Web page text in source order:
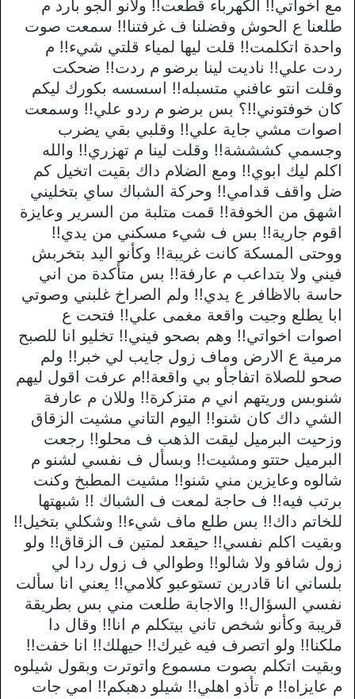
مع اخواتي!! الكهرباء قطعت!! ولانو الجو بارد م
طلعنا ع الحوش وفضلنا ف غرفتنا!! سمعت صوت
واحدة اتكلمت!! قلت ليها لمياء قلتي شيء!! م
ردت علي!! ناديت لينا برضو م ردت!! ضحكت
وقلت انتو عافني متسبله!! اسسسه بكورك ليكم
كان خوفتوني!!؟ بس برضو م ردو علي!! وسمعت
اصوات مشي جاية علي!! وقلبي بقي يضرب
وجسمي كشششة!! وقلت لينا م تهزري!! والله
اكلم ليك ابوي!! ومع الضلام داك بقيت اتخيل كم
ضل واقف قدامي!! وحركة الشباك ساي بتخليني
اشهق من الخوفة!! قمت متلبة من السرير وعايزة
اقوم جارية!! بس ف شيء مسكني من يدي!!
ووحتى المسكة كانت غريبة!! وكأنو اليد بتخربش
فيني ولا بتداعب م عارفة!! بس متأكدة من اني
حاسة بالاظافر ع يدي!! ولم الصراخ غلبني وصوتي
ابا يطلع وجيت واقعة مغمى علي!! فتحت ع
اصوات اخواتي!! وهم بصحو فيني!! تخليو انا للصبح
مرمية ع الارض وماف زول جايب لي خبر!! ولم
صحو للصلاة اتفاجأو بي واقعة!!م عرفت اقول ليهم
شنوبس وريتهم اني م متزكرة!! وللان م عارفة
الشي داك كان شنو!! اليوم التاني مشيت الزقاق
وزحيت البرميل ليقت الذهب ف محلو!! رجعت
البرميل حتتو ومشيت!! وبسأل ف نفسي لشنو م
شالوه وعايزين مني شنو!! مشيت المطبخ وكنت
برتب فيه!! ف حاجة لمعت ف الشباك !! شبهتها
للخاتم داك!! بس طلع ماف شيء!! وشكلي بتخيل!!
وبقيت اكلم نفسي!! حيقعد لمتين ف الزقاق!! ولو
زول شافو ولا شالو!! وطوالي ف زول ردا لي
بلساني انا قادرين تستوعبو كلامي!! يعني انا سألت
نفسي السؤال!! والاجابة طلعت مني بس بطريقة
قريبة وكأنو شخص تاني بيتكلم م انا!! وقال دا
ملكنا!! ولو اتصرف فيه غيرك!! حيهلك!! انا خفت!!
وبقيت اتكلم بصوت مسموع واتوترت وبقول شيلوه
م عايزاه!! م تأذو اهلي!! شيلو دهبكم!! امي جات